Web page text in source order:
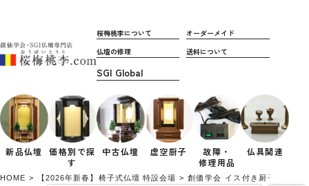
桜梅桃李について
オーダーメイド
仏壇の修理
送料について
新品仏壇 価格別で探
す
中古仏壇 虚空厨子
故障・
修理用品
仏具関連
HOME 【2026年新春】椅子式仏壇 特設会場 創価学会 イス付き厨子型仏壇